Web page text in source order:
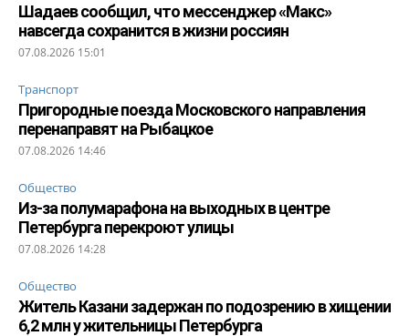
Шадаев сообщил, что мессенджер «Макс»
навсегда сохранится в жизни россиян
07.08.2026 15:01
Транспорт
Пригородные поезда Московского направления
перенаправят на Рыбацкое
07.08.2026 14:46
Общество
Из-за полумарафона на выходных в центре
Петербурга перекроют улицы
07.08.2026 14:28
Общество
Житель Казани задержан по подозрению в хищении
6,2 млн у жительницы Петербурга